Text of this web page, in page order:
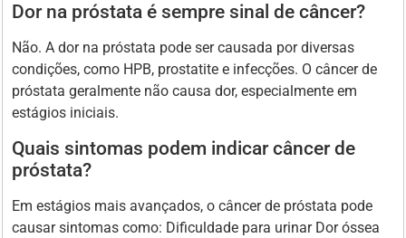
Dor na próstata é sempre sinal de câncer?
Não. A dor na próstata pode ser causada por diversas
condições, como HPB, prostatite e infecções. O câncer de
próstata geralmente não causa dor, especialmente em
estágios iniciais.
Quais sintomas podem indicar câncer de
próstata?
Em estágios mais avançados, o câncer de próstata pode
causar sintomas como: Dificuldade para urinar Dor óssea